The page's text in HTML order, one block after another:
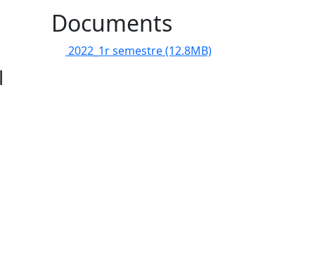
Documents
2022_1r semestre(12.8MB)